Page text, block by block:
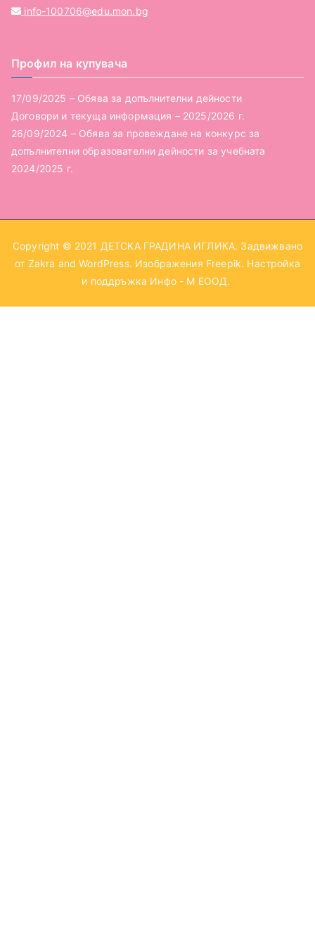
info-100706@edu.mon.bg
Профил на купувача
17/09/2025 – Обява за допълнителни дейности
Договори и текуща информация – 2025/2026 г.
26/09/2024 – Обява за провеждане на конкурс за
допълнителни образователни дейности за учебната
2024/2025 г.
Copyright © 2021 ДЕТСКА ГРАДИНА ИГЛИКА. Задвижвано
от Zakra andWordPress. Изображения Freepik. Настройка
и поддръжка Инфо - М ЕООД.